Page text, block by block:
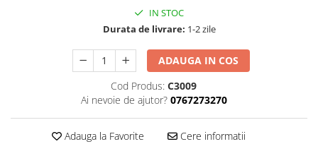
IN STOC
Durata de livrare: 1-2 zile
ADAUGA IN COS
Cod Produs: C3009
Ai nevoie de ajutor? 0767273270
Adauga la Favorite Cere informatii